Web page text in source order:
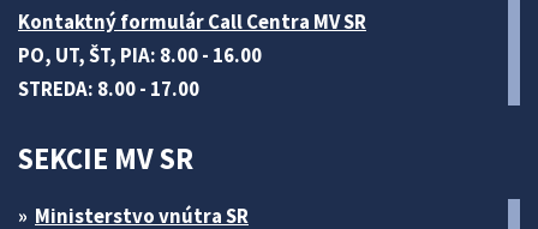
Kontaktný formulár Call Centra MV SR
PO, UT, ŠT, PIA: 8.00 - 16.00
STREDA: 8.00 - 17.00
SEKCIE MV SR
Ministerstvo vnútra SR